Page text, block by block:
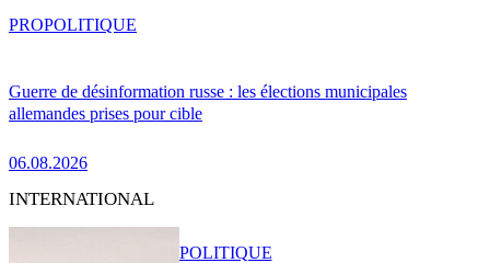
Guerre de désinformation russe : les élections municipales
allemandes prises pour cible
06.08.2026
PROPOLITIQUE
INTERNATIONAL
POLITIQUE